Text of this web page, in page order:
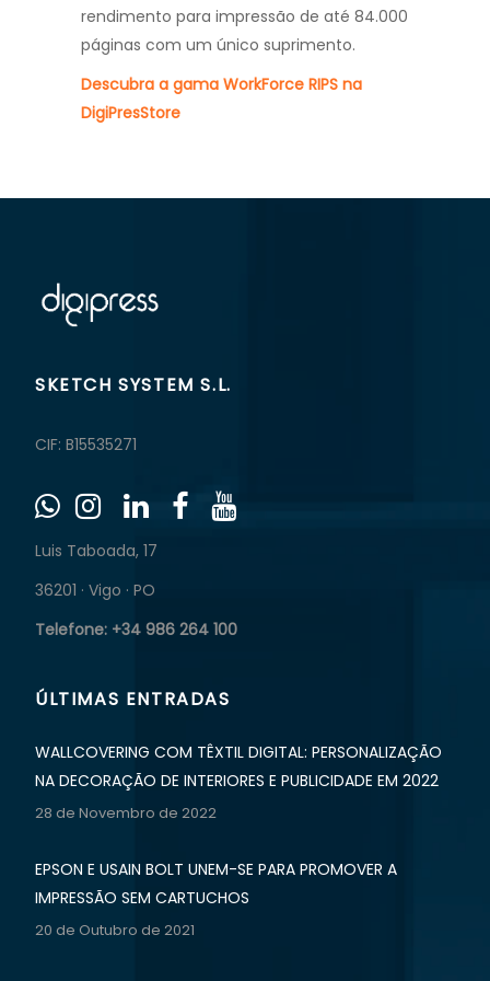
rendimento para impressão de até 84.000
páginas com um único suprimento.
Descubra a gama WorkForce RIPS na
DigiPresStore
SKETCH SYSTEM S.L.
CIF: B15535271
Luis Taboada, 17
36201 · Vigo · PO
Telefone: +34 986 264 100
ÚLTIMAS ENTRADAS
WALLCOVERING COM TÊXTIL DIGITAL: PERSONALIZAÇÃO
NA DECORAÇÃO DE INTERIORES E PUBLICIDADE EM 2022
28 de Novembro de 2022
EPSON E USAIN BOLT UNEM-SE PARA PROMOVER A
IMPRESSÃO SEM CARTUCHOS
20 de Outubro de 2021